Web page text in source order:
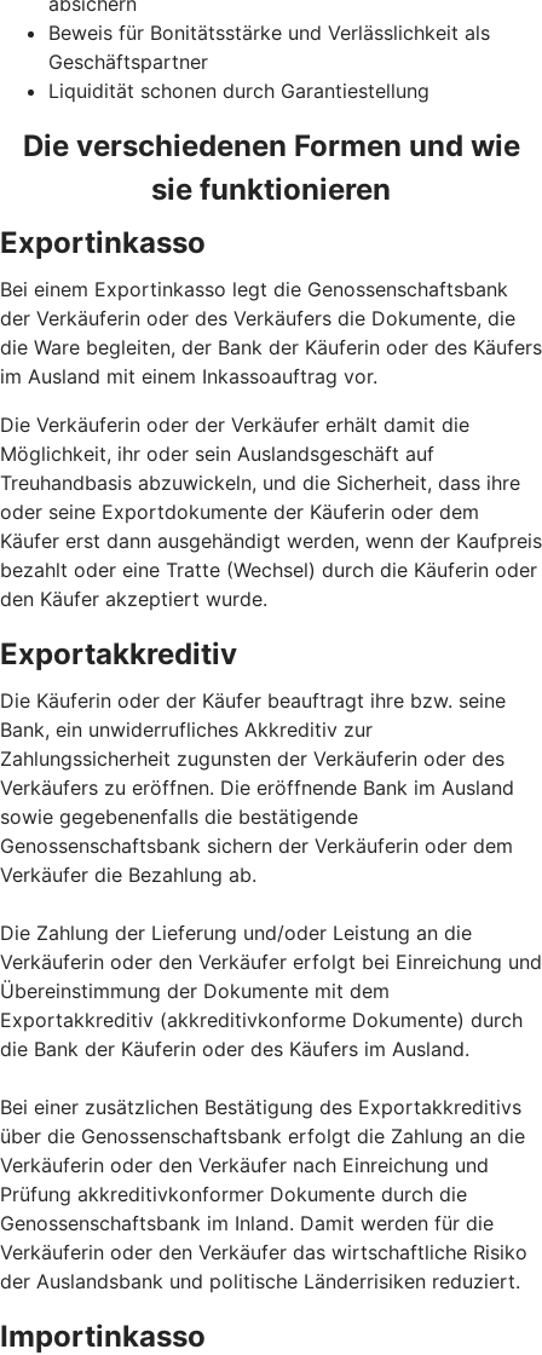
Beweis für Bonitätsstärke und Verlässlichkeit als
Geschäftspartner
Liquidität schonen durch Garantiestellung
Die verschiedenen Formen und wie
sie funktionieren
Exportinkasso
Bei einem Exportinkasso legt die Genossenschaftsbank
der Verkäuferin oder des Verkäufers die Dokumente, die
die Ware begleiten, der Bank der Käuferin oder des Käufers
im Ausland mit einem Inkassoauftrag vor.
Die Verkäuferin oder der Verkäufer erhält damit die
Möglichkeit, ihr oder sein Auslandsgeschäft auf
Treuhandbasis abzuwickeln, und die Sicherheit, dass ihre
oder seine Exportdokumente der Käuferin oder dem
Käufer erst dann ausgehändigt werden, wenn der Kaufpreis
bezahlt oder eine Tratte (Wechsel) durch die Käuferin oder
den Käufer akzeptiert wurde.
Exportakkreditiv
Die Käuferin oder der Käufer beauftragt ihre bzw. seine
Bank, ein unwiderrufliches Akkreditiv zur
Zahlungssicherheit zugunsten der Verkäuferin oder des
Verkäufers zu eröffnen. Die eröffnende Bank im Ausland
sowie gegebenenfalls die bestätigende
Genossenschaftsbank sichern der Verkäuferin oder dem
Verkäufer die Bezahlung ab.
Die Zahlung der Lieferung und/oder Leistung an die
Verkäuferin oder den Verkäufer erfolgt bei Einreichung und
Übereinstimmung der Dokumente mit dem
Exportakkreditiv (akkreditivkonforme Dokumente) durch
die Bank der Käuferin oder des Käufers im Ausland.
Bei einer zusätzlichen Bestätigung des Exportakkreditivs
über die Genossenschaftsbank erfolgt die Zahlung an die
Verkäuferin oder den Verkäufer nach Einreichung und
Prüfung akkreditivkonformer Dokumente durch die
Genossenschaftsbank im Inland. Damit werden für die
Verkäuferin oder den Verkäufer das wirtschaftliche Risiko
der Auslandsbank und politische Länderrisiken reduziert.
Importinkasso